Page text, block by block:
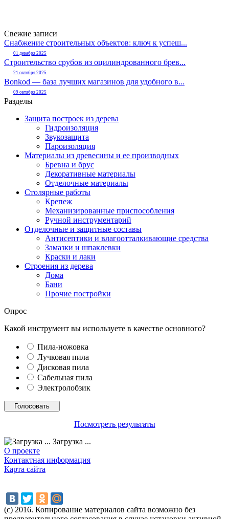
Свежие записи
Снабжение строительных объектов: ключ к успеш...
01 декабря 2025
Строительство срубов из оцилиндрованного брев...
21 октября 2025
Bonkod — база лучших магазинов для удобного в...
09 октября 2025
Разделы
Защита построек из дерева
Гидроизоляция
Звукозащита
Пароизоляция
Материалы из древесины и ее производных
Бревна и брус
Декоративные материалы
Отделочные материалы
Столярные работы
Крепеж
Механизированные приспособления
Ручной инструментарий
Отделочные и защитные составы
Антисептики и влагоотталкивающие средства
Замазки и шпаклевки
Краски и лаки
Строения из дерева
Дома
Бани
Прочие постройки
Опрос
Какой инструмент вы используете в качестве основного?
Пила-ножовка
Лучковая пила
Дисковая пила
Сабельная пила
Электролобзик
Посмотреть результаты
Загрузка ...
О проекте
Контактная информация
Карта сайта
(с) 2016. Копирование материалов сайта возможно без